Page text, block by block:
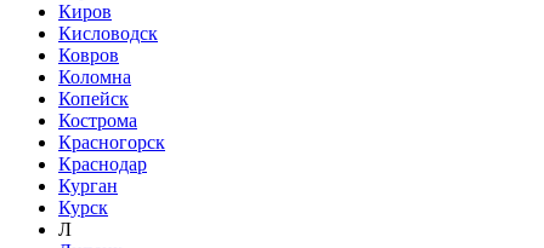
Киров
Кисловодск
Ковров
Коломна
Копейск
Кострома
Красногорск
Краснодар
Курган
Курск
Л